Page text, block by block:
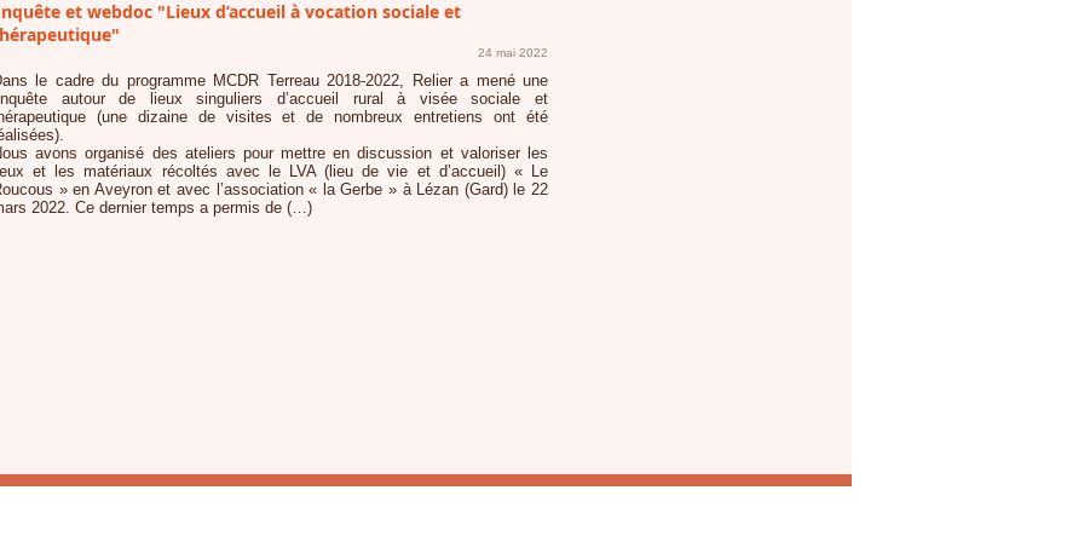
et webdoc "Lieux d’accueil à vocation sociale et
24 mai 2022
le cadre du programme MCDR Terreau 2018-2022, Relier a mené une
autour de lieux singuliers d’accueil rural à visée sociale et
(une dizaine de visites et de nombreux entretiens ont été
avons organisé des ateliers pour mettre en discussion et valoriser les
et les matériaux récoltés avec le LVA (lieu de vie et d’accueil) « Le
» en Aveyron et avec l’association « la Gerbe » à Lézan (Gard) le 22
2022. Ce dernier temps a permis de (…)